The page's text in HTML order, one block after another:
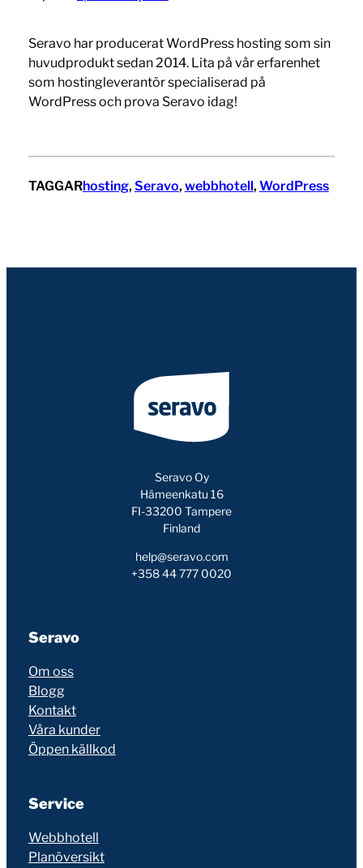
Seravo har producerat WordPress hosting som sin
huvudprodukt sedan 2014. Lita på vår erfarenhet
som hostingleverantör specialiserad på
WordPress och prova Seravo idag!
TAGGARhosting, Seravo, webbhotell, WordPress
Seravo Oy
Hämeenkatu 16
FI-33200 Tampere
Finland
help@seravo.com
+358 44 777 0020
Seravo
Om oss
Blogg
Kontakt
Våra kunder
Öppen källkod
Service
Webbhotell
Planöversikt